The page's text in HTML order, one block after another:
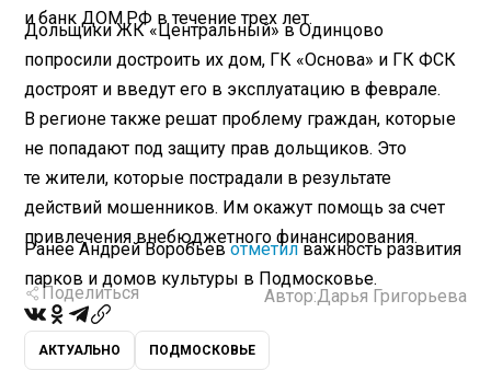
и банк ДОМ.РФ в течение трех лет.
Дольщики ЖК «Центральный» в Одинцово
попросили достроить их дом, ГК «Основа» и ГК ФСК
достроят и введут его в эксплуатацию в феврале.
В регионе также решат проблему граждан, которые
не попадают под защиту прав дольщиков. Это
те жители, которые пострадали в результате
действий мошенников. Им окажут помощь за счет
привлечения внебюджетного финансирования.
Ранее Андрей Воробьевотметилважность развития
парков и домов культуры в Подмосковье.
Поделиться Автор:Дарья Григорьева
АКТУАЛЬНО ПОДМОСКОВЬЕ